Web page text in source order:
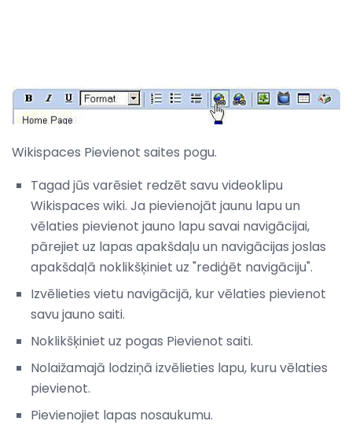
Wikispaces Pievienot saites pogu.
Tagad jūs varēsiet redzēt savu videoklipu
Wikispaces wiki. Ja pievienojāt jaunu lapu un
vēlaties pievienot jauno lapu savai navigācijai,
pārejiet uz lapas apakšdaļu un navigācijas joslas
apakšdaļā noklikšķiniet uz "rediģēt navigāciju".
Izvēlieties vietu navigācijā, kur vēlaties pievienot
savu jauno saiti.
Noklikšķiniet uz pogas Pievienot saiti.
Nolaižamajā lodziņā izvēlieties lapu, kuru vēlaties
pievienot.
Pievienojiet lapas nosaukumu.